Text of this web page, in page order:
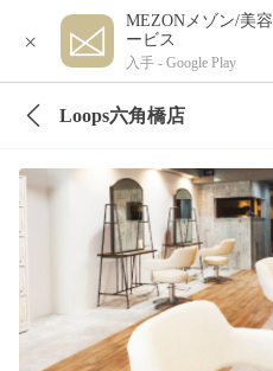
×
MEZONメゾン/美
ービス
入手 - Google Play
Loops六角橋店